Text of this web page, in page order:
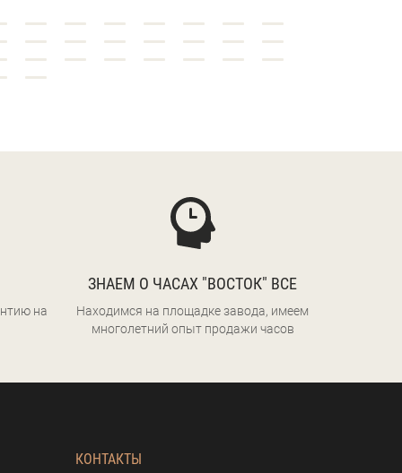
на
ЗНАЕМ О ЧАСАХ "ВОСТОК" ВСЕ
Находимся на площадке завода, имеем
многолетний опыт продажи часов
КОНТАКТЫ